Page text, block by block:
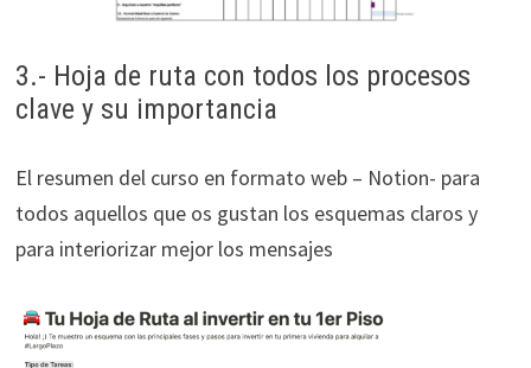
3.- Hoja de ruta con todos los procesos
clave y su importancia
El resumen del curso en formato web – Notion- para
todos aquellos que os gustan los esquemas claros y
para interiorizar mejor los mensajes